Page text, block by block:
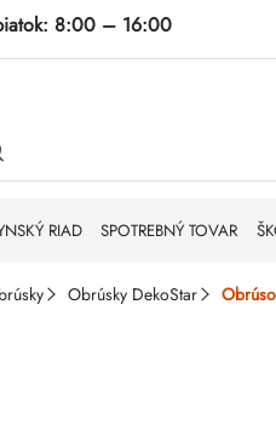
8:00 – 16:00
RIAD SPOTREBNÝ TOVAR
Obrúsky DekoStar